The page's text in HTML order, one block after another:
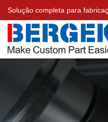
Solução completa para